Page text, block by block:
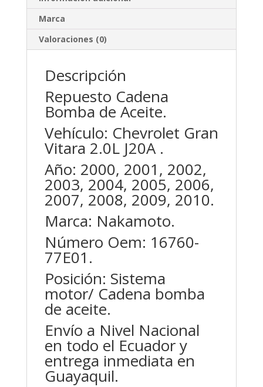
Marca
Valoraciones (0)
Descripción
Repuesto Cadena
Bomba de Aceite.
Vehículo: Chevrolet Gran
Vitara 2.0L J20A .
Año: 2000, 2001, 2002,
2003, 2004, 2005, 2006,
2007, 2008, 2009, 2010.
Marca: Nakamoto.
Número Oem: 16760-
77E01.
Posición: Sistema
motor/ Cadena bomba
de aceite.
Envío a Nivel Nacional
en todo el Ecuador y
entrega inmediata en
Guayaquil.